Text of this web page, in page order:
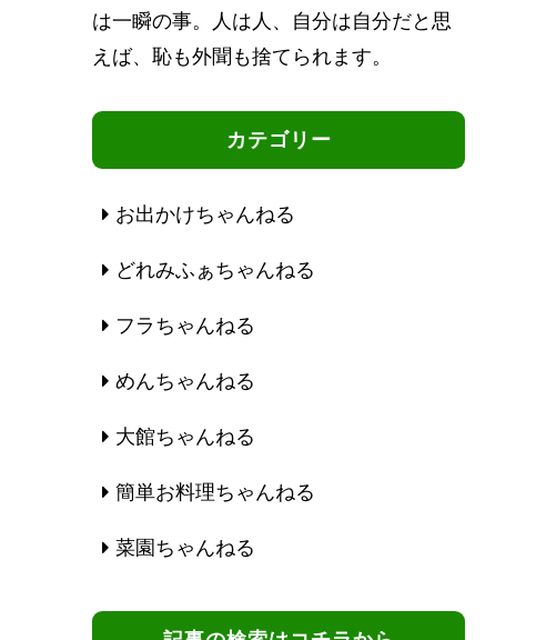
は一瞬の事。人は人、自分は自分だと思
えば、恥も外聞も捨てられます。
カテゴリー
お出かけちゃんねる
どれみふぁちゃんねる
フラちゃんねる
めんちゃんねる
大館ちゃんねる
簡単お料理ちゃんねる
菜園ちゃんねる